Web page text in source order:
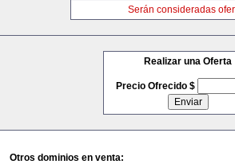
Serán consideradas
Realizar una Oferta
Precio Ofrecido $
Otros dominios en venta: